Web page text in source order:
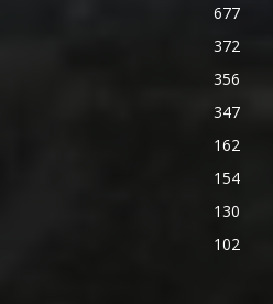
677
372
356
347
162
154
130
102